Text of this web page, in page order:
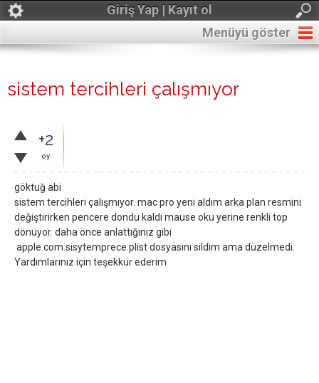
Giriş Yap | Kayıt ol
Menüyü göster
sistem tercihleri çalışmıyor
+2
oy
göktuğ abi
sistem tercihleri çalışmıyor. mac pro yeni aldım arka plan resmini
değiştirirken pencere dondu kaldı mause oku yerine renkli top
dönüyor. daha önce anlattığınız gibi
apple.com.sisytemprece.plist dosyasını sildim ama düzelmedi.
Yardımlarınız için teşekkür ederim